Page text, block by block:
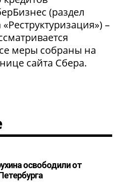
(раздел
–
меры собраны на
сайта Сбера.
освободили от